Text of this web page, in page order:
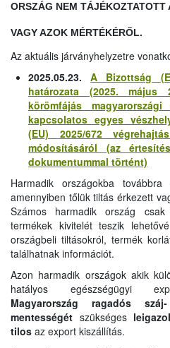
ORSZÁG NEM
VAGY AZOK MÉRTÉKÉRŐL.
Az aktuális járványhelyzetre
2025.05.23.A Bizottság
határozata (2025.
körömfájás
kapcsolatos egyes
(EU) 2025/672
módosításáról (az
dokumentummal történt)
Harmadik országokba
amennyiben tőlük tiltás érkezett
Számos harmadik ország
termékek kivitelét teszik
országbeli tiltásokról, termék
találhatnak információt.
Azon harmadik országok akik
hatályos egészségügyi
Magyarország ragadós
mentességét szükséges
tilos az export kiszállítás.